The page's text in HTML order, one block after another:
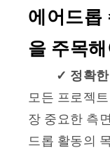
에어드롭
을 주목
✓ 정확
모든 프로젝
장 중요한 측
드롭 활동의